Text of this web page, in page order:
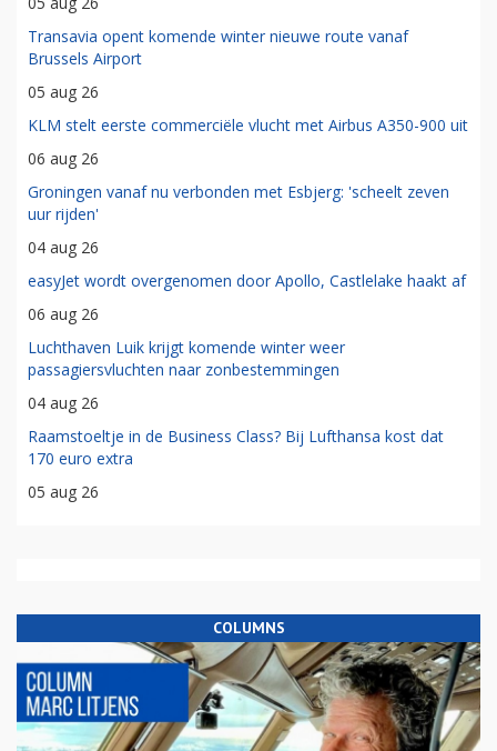
Transavia opent komende winter nieuwe route vanaf
Brussels Airport
05 aug 26
KLM stelt eerste commerciële vlucht met Airbus A350-900 uit
06 aug 26
Groningen vanaf nu verbonden met Esbjerg: 'scheelt zeven
uur rijden'
04 aug 26
easyJet wordt overgenomen door Apollo, Castlelake haakt af
06 aug 26
Luchthaven Luik krijgt komende winter weer
passagiersvluchten naar zonbestemmingen
04 aug 26
Raamstoeltje in de Business Class? Bij Lufthansa kost dat
170 euro extra
05 aug 26
COLUMNS